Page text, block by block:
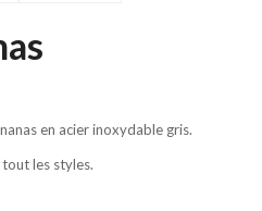
en acier inoxydable gris.
tout les styles.